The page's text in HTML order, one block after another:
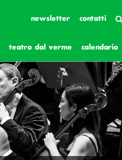
newsletter contatti
teatro dal verme calendario